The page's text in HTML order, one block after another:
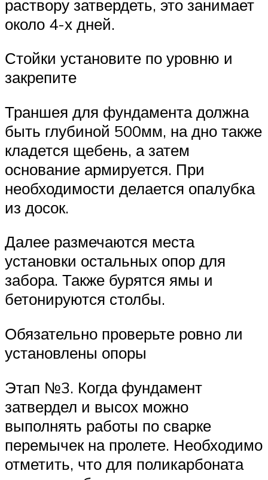
раствору затвердеть, это занимает
около 4-х дней.
Стойки установите по уровню и
закрепите
Траншея для фундамента должна
быть глубиной 500мм, на дно также
кладется щебень, а затем
основание армируется. При
необходимости делается опалубка
из досок.
Далее размечаются места
установки остальных опор для
забора. Также бурятся ямы и
бетонируются столбы.
Обязательно проверьте ровно ли
установлены опоры
Этап №3. Когда фундамент
затвердел и высох можно
выполнять работы по сварке
перемычек на пролете. Необходимо
отметить, что для поликарбоната